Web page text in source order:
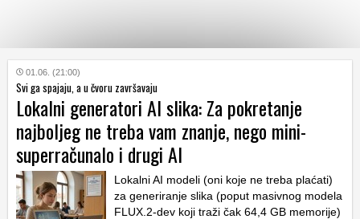
KATEGORIJE
HRVATSKI
WEB
01.06. (21:00)
Svi ga spajaju, a u čvoru završavaju
Lokalni generatori AI slika: Za pokretanje
najboljeg ne treba vam znanje, nego mini-
superračunalo i drugi AI
Lokalni AI modeli (oni koje ne treba plaćati)
za generiranje slika (poput masivnog modela
FLUX.2-dev koji traži čak 64,4 GB memorije)